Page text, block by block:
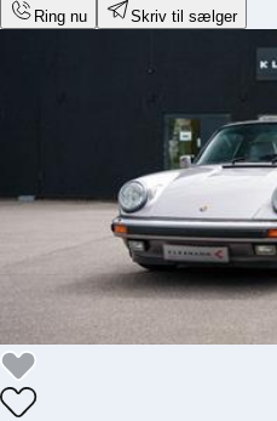
Ring nu Skriv til sælger